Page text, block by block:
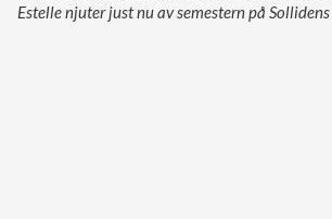
Estelle njuter just nu av semestern på